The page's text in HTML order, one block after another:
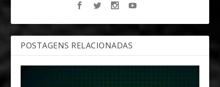
POSTAGENS RELACIONADAS